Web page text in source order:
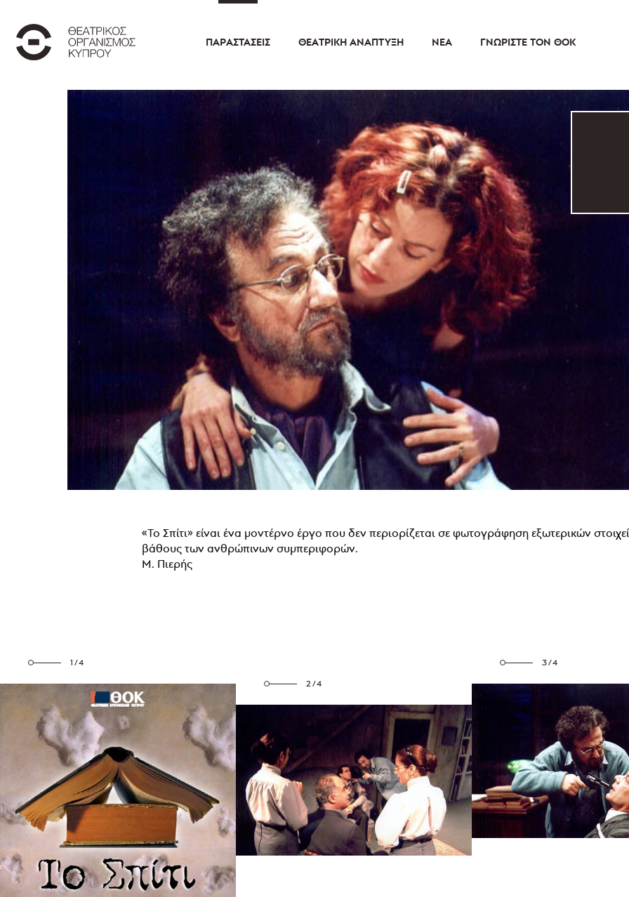
ΠΑΡΑΣΤΆΣΕΙΣ ΘΕΑΤΡΙΚΉ ΑΝΆΠΤΥΞΗ ΝΈΑ ΓΝΩΡΊΣΤΕ ΤΟΝ ΘΟΚ
«Το Σπίτι» είναι ένα μοντέρνο έργο που δεν περιορίζεται σε φωτογράφηση εξωτερικών
βάθους των ανθρώπινων συμπεριφορών.
Μ. Πιερής
1/4
2/4
3/4